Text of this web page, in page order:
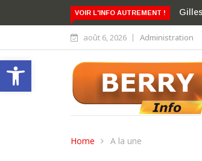
Ouvrir la barre
VOIR L'INFO AUTREMENT ! La
août 6, 2026 Administration
Home A la une